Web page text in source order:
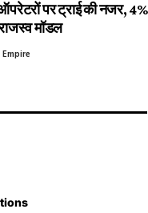
पर ट्राई की नजर,
मॉडल